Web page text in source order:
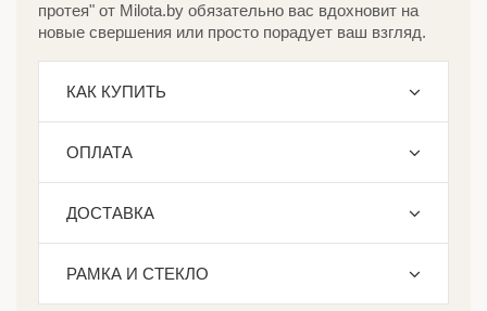
протея" от Milota.by обязательно вас вдохновит на
новые свершения или просто порадует ваш взгляд.
КАК КУПИТЬ
ОПЛАТА
ДОСТАВКА
РАМКА И СТЕКЛО